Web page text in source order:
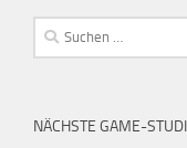
Suchen
nach:
NÄCHSTE GAME-